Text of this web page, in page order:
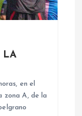
LA
en el
zona A, de la